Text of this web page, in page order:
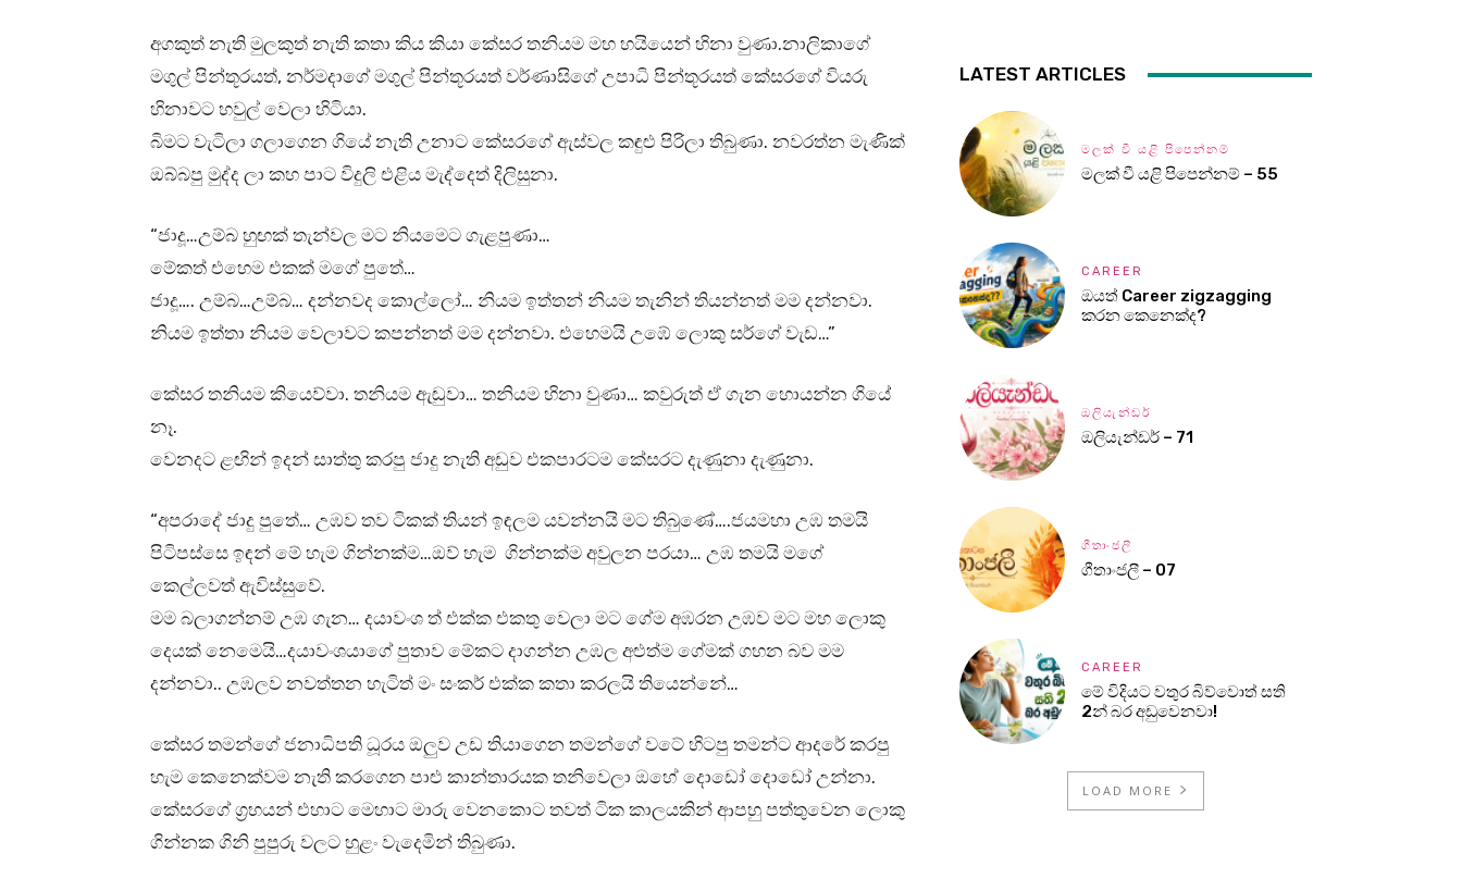
අගකුත් නැති මුලකුත් නැති කතා කිය කියා කේසර තනියම මහ හයියෙන් හිනා වුණා.නාලිකාගේ
මගුල් පින්තූරයත්, නර්මදාගේ මගුල් පින්තූරයත් වර්ණාසිගේ උපාධි පින්තූරයත් කේසරගේ වියරු
හිනාවට හවුල් වෙලා හිටියා.
බිමට වැටිලා ගලාගෙන ගියේ නැති උනාට කේසරගේ ඇස්වල කඳුළු පිරිලා තිබුණා. නවරත්න මැණික්
ඔබ්බපු මුද්ද ලා කහ පාට විදුලි එළිය මැද්දෙත් දිලිසුනා.
“ජාදූ…උම්බ හුඟක් තැන්වල මට නියමෙට ගැළපුණා…
මේකත් එහෙම එකක් මගේ පුතේ…
ජාදූ…. උම්බ…උම්බ… දන්නවද කොල්ලෝ… නියම ඉත්තන් නියම තැනින් තියන්නත් මම දන්නවා.
නියම ඉත්තා නියම වෙලාවට කපන්නත් මම දන්නවා. එහෙමයි උඹේ ලොකු සර්ගේ වැඩ…”
කේසර තනියම කියෙව්වා. තනියම ඇඬුවා… තනියම හිනා වුණා… කවුරුත් ඒ ගැන හොයන්න ගියේ
නෑ.
වෙනදට ළඟින් ඉදන් සාත්තු කරපු ජාදු නැති අඩුව එකපාරටම කේසරට දැණුනා දැණුනා.
“අපරාදේ ජාදු පුතේ… උඹව තව ටිකක් තියන් ඉඳලම යවන්නයි මට තිබුණේ….ජයමහා උඹ තමයි
පිටිපස්සෙ ඉඳන් මේ හැම ගින්නක්ම…ඔව් හැම ගින්නක්ම අවුලන පරයා… උඹ තමයි මගේ
කෙල්ලවත් ඇවිස්සුවේ.
මම බලාගන්නම් උඹ ගැන… දයාවංශ ත් එක්ක එකතු වෙලා මට ගේම අඹරන උඹව මට මහ ලොකු
දෙයක් නෙමෙයි…දයාවංශයාගේ පුතාව මේකට දාගන්න උඹල අළුත්ම ගේමක් ගහන බව මම
දන්නවා.. උඹලව නවත්තන හැටිත් මං සංකර් එක්ක කතා කරලයි තියෙන්නේ…
කේසර තමන්ගේ ජනාධිපති ධූරය ඔලුව උඩ තියාගෙන තමන්ගේ වටේ හිටපු තමන්ට ආදරේ කරපු
හැම කෙනෙක්වම නැති කරගෙන පාළු කාන්තාරයක තනිවෙලා ඔහේ දොඩෝ දොඩෝ උන්නා.
කේසරගේ ග්‍රහයන් එහාට මෙහාට මාරු වෙනකොට තවත් ටික කාලයකින් ආපහු පත්තුවෙන ලොකු
ගින්නක ගිනි පුපුරු වලට හුළං වැදෙමින් තිබුණා.
LATEST ARTICLES
මලක් වී යළි පිපෙන්නම්
මලක් වී යළි පිපෙන්නම් – 55
CAREER
ඔයත් Career zigzagging
කරන කෙනෙක්ද?
ඔලියැන්ඩර්
ඔලියැන්ඩර් – 71
ගීතාංජලී
ගීතාංජලී – 07
CAREER
මේ විදියට වතුර බිව්වොත් සති
2න් බර අඩුවෙනවා!
LOAD MORE